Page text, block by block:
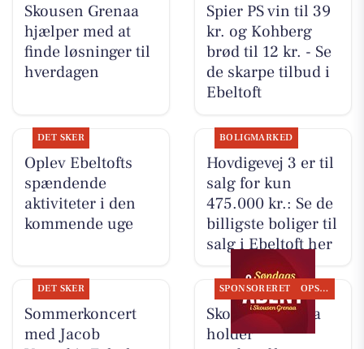
Skousen Grenaa
hjælper med at
finde løsninger til
hverdagen
Spier PS vin til 39
kr. og Kohberg
brød til 12 kr. - Se
de skarpe tilbud i
Ebeltoft
DET SKER
Oplev Ebeltofts
spændende
aktiviteter i den
kommende uge
BOLIGMARKED
Hovdigevej 3 er til
salg for kun
475.000 kr.: Se de
billigste boliger til
salg i Ebeltoft her
DET SKER
Sommerkoncert
med Jacob
SPONSORERET OPSLAGSTAVLEN
Skousen Grenaa
holder